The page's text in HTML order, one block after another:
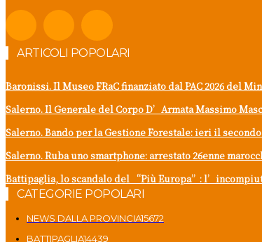
ARTICOLI POPOLARI
Baronissi. Il Museo FRaC finanziato dal PAC 2026 del
Salerno. Il Generale del Corpo D’Armata Massimo
Salerno. Bando per la Gestione Forestale: ieri il
Salerno. Ruba uno smartphone: arrestato 26enne
Battipaglia, lo scandalo del “Più Europa”:
CATEGORIE POPOLARI
NEWS DALLA PROVINCIA15672
BATTIPAGLIA14439